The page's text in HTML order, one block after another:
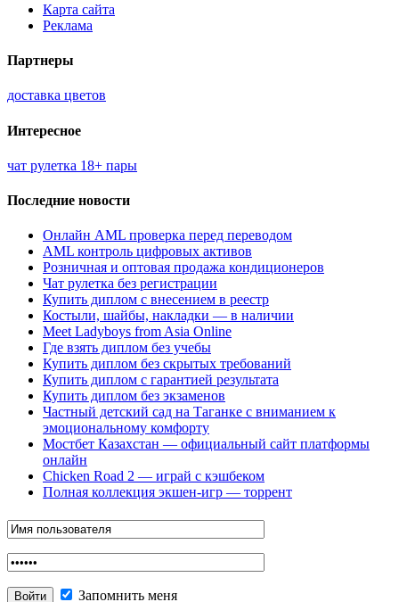
Карта сайта
Реклама
Партнеры
доставка цветов
Интересное
чат рулетка 18+ пары
Последние новости
Онлайн AML проверка перед переводом
AML контроль цифровых активов
Розничная и оптовая продажа кондиционеров
Чат рулетка без регистрации
Купить диплом с внесением в реестр
Костыли, шайбы, накладки — в наличии
Meet Ladyboys from Asia Online
Где взять диплом без учебы
Купить диплом без скрытых требований
Купить диплом с гарантией результата
Купить диплом без экзаменов
Частный детский сад на Таганке с вниманием к
эмоциональному комфорту
Мостбет Казахстан — официальный сайт платформы
онлайн
Chicken Road 2 — играй с кэшбеком
Полная коллекция экшен-игр — торрент
Запомнить меня